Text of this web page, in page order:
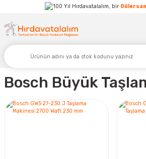
Hırdavatalalım, bir Gülersan
Bosch Büyük